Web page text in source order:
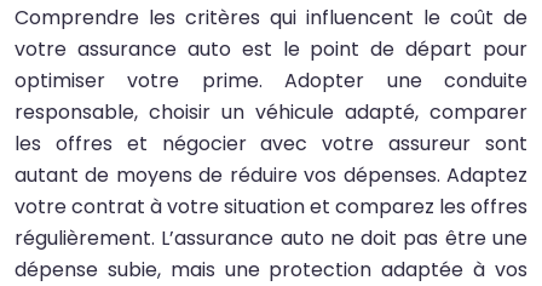
Comprendre les critères qui influencent le coût de
votre assurance auto est le point de départ pour
optimiser votre prime. Adopter une conduite
responsable, choisir un véhicule adapté, comparer
les offres et négocier avec votre assureur sont
autant de moyens de réduire vos dépenses. Adaptez
votre contrat à votre situation et comparez les offres
régulièrement. L’assurance auto ne doit pas être une
dépense subie, mais une protection adaptée à vos